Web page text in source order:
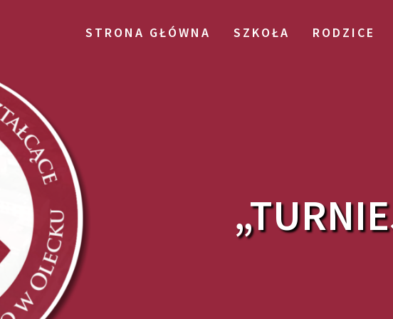
STRONA GŁÓWNA SZKOŁA RODZICE